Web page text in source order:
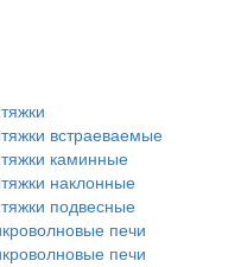
встраеваемые
каминные
наклонные
подвесные
печи
печи